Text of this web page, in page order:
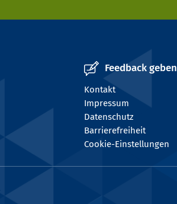
Feedback geben
Kontakt
Impressum
Datenschutz
Barrierefreiheit
Cookie-Einstellungen